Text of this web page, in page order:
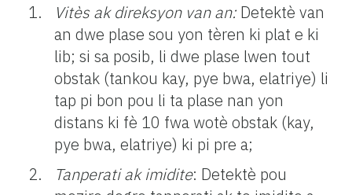
Vitès ak direksyon van an: Detektè van
an dwe plase sou yon tèren ki plat e ki
lib; si sa posib, li dwe plase lwen tout
obstak (tankou kay, pye bwa, elatriye) li
tap pi bon pou li ta plase nan yon
distans ki fè 10 fwa wotè obstak (kay,
pye bwa, elatriye) ki pi pre a;
Tanperati ak imidite: Detektè pou